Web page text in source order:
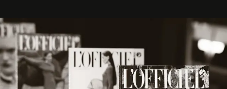
framework where creativity, commerce, and culture
converge with surgical precision.